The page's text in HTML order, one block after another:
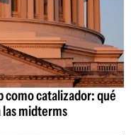
como catalizador: qué
las midterms